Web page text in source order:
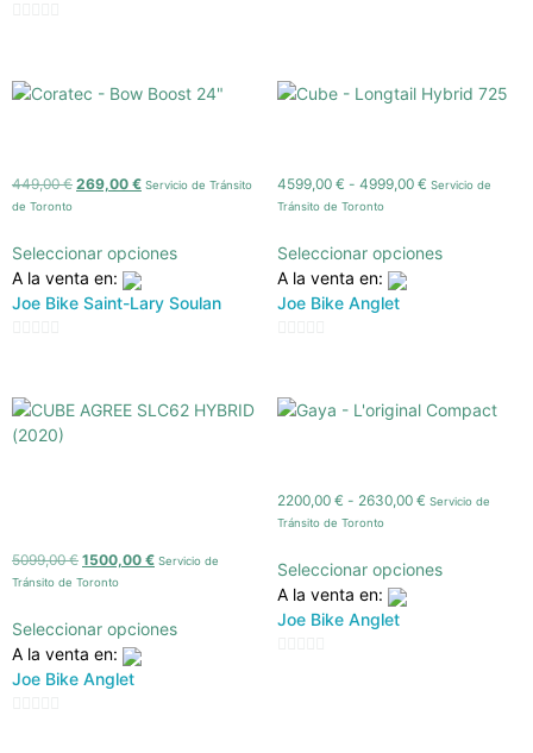
5
449,00€ 269,00 € Servicio de Tránsito
de Toronto
Seleccionar opciones
A la venta en:
Joe Bike Saint-Lary Soulan
5
4599,00 € - 4999,00 € Servicio de
Tránsito de Toronto
Seleccionar opciones
A la venta en:
Joe Bike Anglet
5
5099,00€ 1500,00 € Servicio de
Tránsito de Toronto
Seleccionar opciones
A la venta en:
Joe Bike Anglet
2200,00 € - 2630,00 € Servicio de
Tránsito de Toronto
Seleccionar opciones
A la venta en:
Joe Bike Anglet